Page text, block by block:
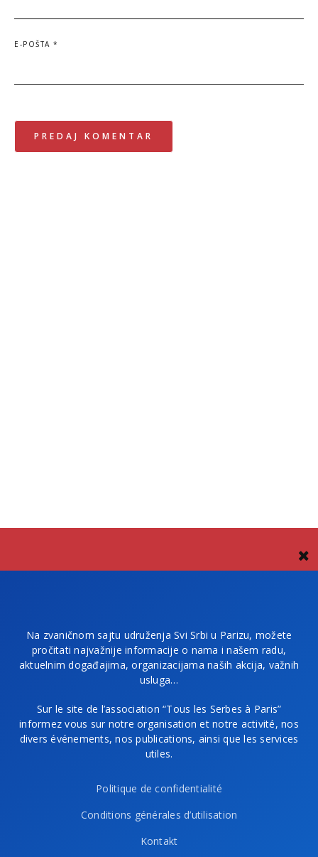
E-POŠTA *
Na zvaničnom sajtu udruženja Svi Srbi u Parizu, možete
pročitati najvažnije informacije o nama i našem radu,
aktuelnim događajima, organizacijama naših akcija, važnih
usluga…
Sur le site de l’association “Tous les Serbes à Paris”
informez vous sur notre organisation et notre activité, nos
divers événements, nos publications, ainsi que les services
utiles.
Politique de confidentialité
Conditions générales d’utilisation
Kontakt